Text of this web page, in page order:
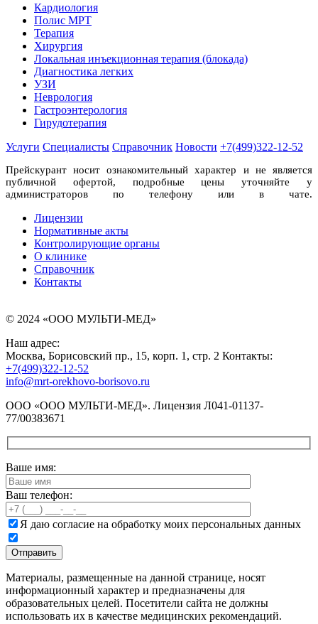
Кардиология
Полис МРТ
Терапия
Хирургия
Локальная инъекционная терапия (блокада)
Диагностика легких
УЗИ
Неврология
Гастроэнтерология
Гирудотерапия
Услуги Специалисты Справочник Новости +7(499)322-12-52
Прейскурант носит ознакомительный характер и не является
публичной офертой, подробные цены уточняйте у
администраторов по телефону или в чате.
Лицензии
Нормативные акты
Контролирующие органы
О клинике
Справочник
Контакты
© 2024 «ООО МУЛЬТИ-МЕД»
Наш адрес:
Москва, Борисовский пр., 15, корп. 1, стр. 2 Контакты:
+7(499)322-12-52
info@mrt-orekhovo-borisovo.ru
ООО «ООО МУЛЬТИ-МЕД». Лицензия Л041-01137-
77/00383671
Ваше имя:
Ваш телефон:
Я даю согласие на обработку моих персональных данных
Материалы, размещенные на данной странице, носят
информационный характер и предназначены для
образовательных целей. Посетители сайта не должны
использовать их в качестве медицинских рекомендаций.